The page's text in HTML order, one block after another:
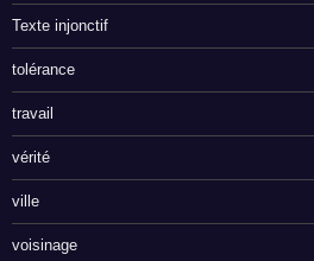
Texte injonctif
tolérance
travail
vérité
ville
voisinage